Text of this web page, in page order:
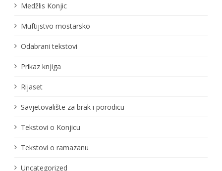
Medžlis Konjic
Muftijstvo mostarsko
Odabrani tekstovi
Prikaz knjiga
Rijaset
Savjetovalište za brak i porodicu
Tekstovi o Konjicu
Tekstovi o ramazanu
Uncategorized